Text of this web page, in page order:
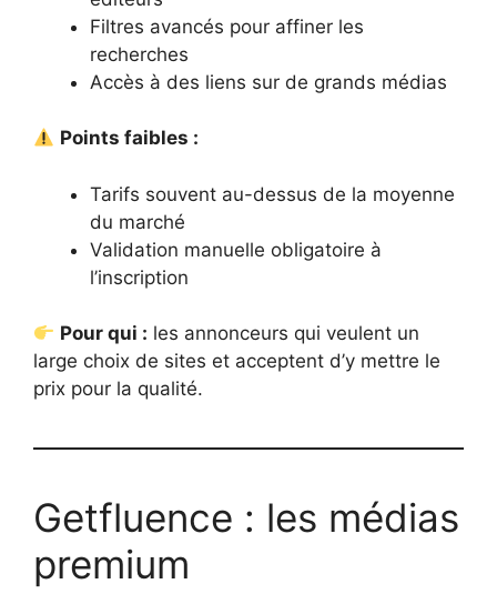
Filtres avancés pour affiner les
recherches
Accès à des liens sur de grands médias
Points faibles :
Tarifs souvent au-dessus de la moyenne
du marché
Validation manuelle obligatoire à
l’inscription
Pour qui : les annonceurs qui veulent un
large choix de sites et acceptent d’y mettre le
prix pour la qualité.
Getfluence : les médias
premium